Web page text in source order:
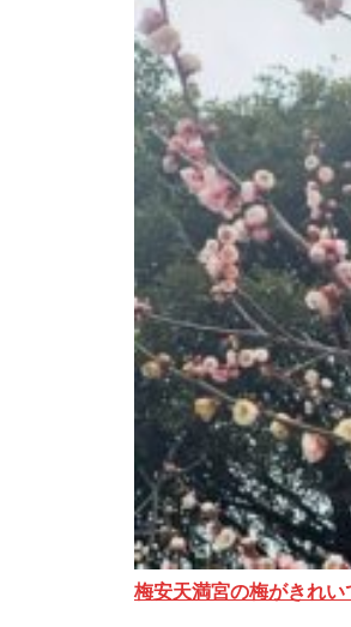
梅安天満宮の梅がきれい